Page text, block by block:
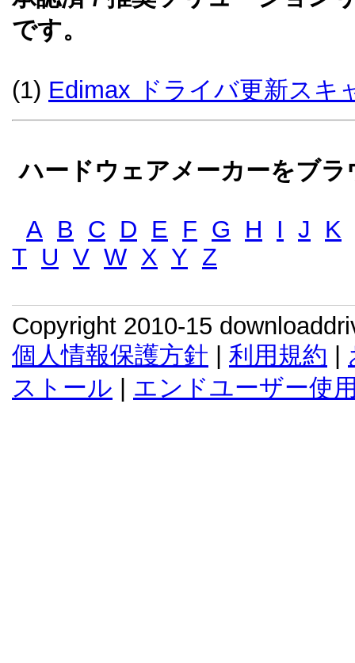
です。
(1) Edimax ドライバ更新スキ
ハードウェアメーカーをブ
A B C D E F G H I J
K
T U V W X Y Z
Copyright 2010-15
個人情報保護方針
利用規約
ストール
エンドユーザー使